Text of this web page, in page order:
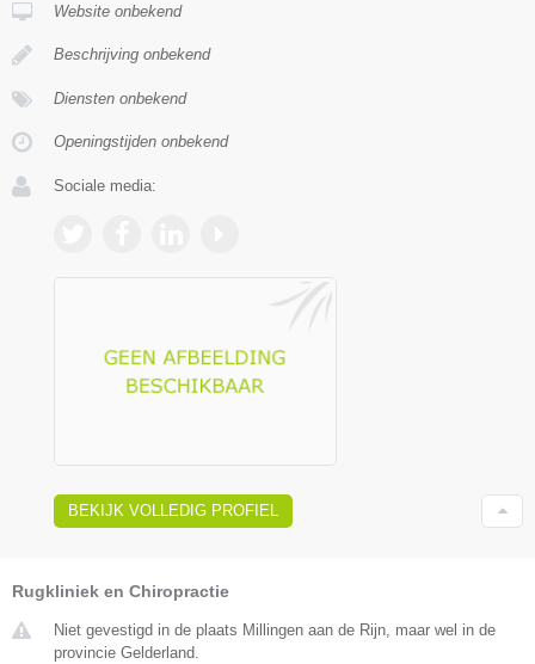
Website onbekend
Beschrijving onbekend
Diensten onbekend
Openingstijden onbekend
Sociale media:
BEKIJK VOLLEDIG PROFIEL
Rugkliniek en Chiropractie
Niet gevestigd in de plaats Millingen aan de Rijn, maar wel in de
provincie Gelderland.